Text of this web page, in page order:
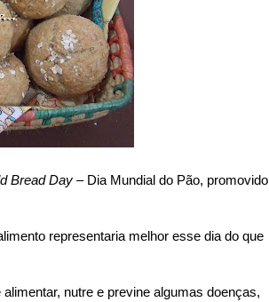
Bread Day – Dia Mundial do Pão, promovido
representaria melhor esse dia do que
nutre e previne algumas doenças,